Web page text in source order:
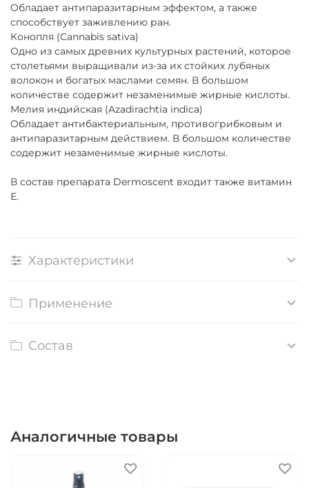
Обладает антипаразитарным эффектом, а также
способствует заживлению ран.
Конопля (Cannabis sativa)
Одно из самых древних культурных растений, которое
столетьями выращивали из-за их стойких лубяных
волокон и богатых маслами семян. В большом
количестве содержит незаменимые жирные кислоты.
Мелия индийская (Azadirachtia indica)
Обладает антибактериальным, противогрибковым и
антипаразитарным действием. В большом количестве
содержит незаменимые жирные кислоты.
В состав препарата Dermoscent входит также витамин
Е.
Характеристики
Применение
Состав
Аналогичные товары